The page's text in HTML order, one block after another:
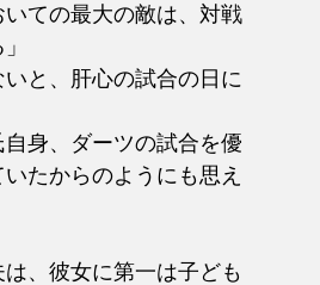
ての最大の敵は、対戦
と、肝心の試合の日に
身、ダーツの試合を優
たからのようにも思え
、彼女に第一は子ども